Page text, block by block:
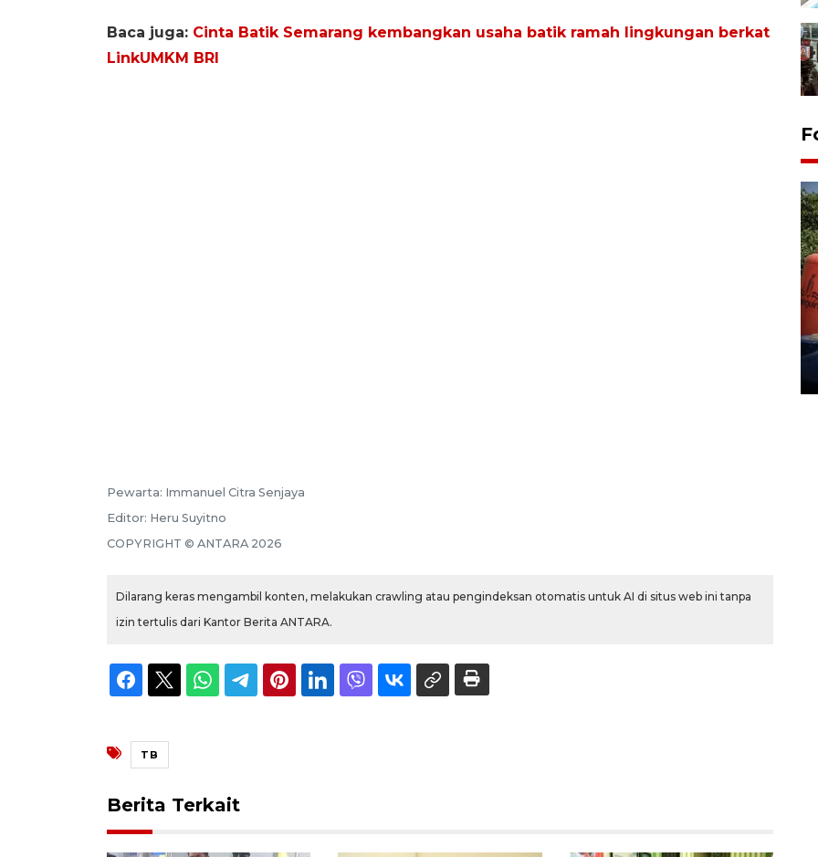
Baca juga: Cinta Batik Semarang kembangkan usaha batik ramah lingkungan berkat
LinkUMKM BRI
Pewarta: Immanuel Citra Senjaya
Editor: Heru Suyitno
COPYRIGHT © ANTARA 2026
Dilarang keras mengambil konten, melakukan crawling atau pengindeksan otomatis untuk AI di situs web ini tanpa
izin tertulis dari Kantor Berita ANTARA.
TB
Berita Terkait